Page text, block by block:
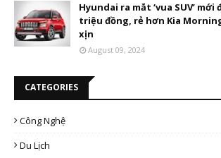
Hyundai ra mắt ‘vua SUV’ mới
triệu đồng, rẻ hơn Kia
xịn
August 09, 2024
CATEGORIES
Công Nghệ
Du Lịch